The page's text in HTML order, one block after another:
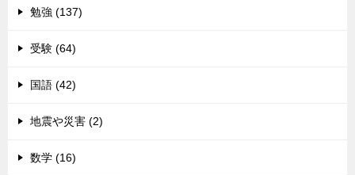
勉強 (137)
受験 (64)
国語 (42)
地震や災害 (2)
数学 (16)